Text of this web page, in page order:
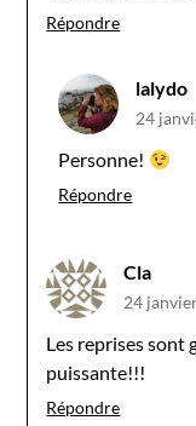
Répondre
lalydo
24
Personne!
Répondre
Cla
24
Les reprises sont
puissante!!!
Répondre